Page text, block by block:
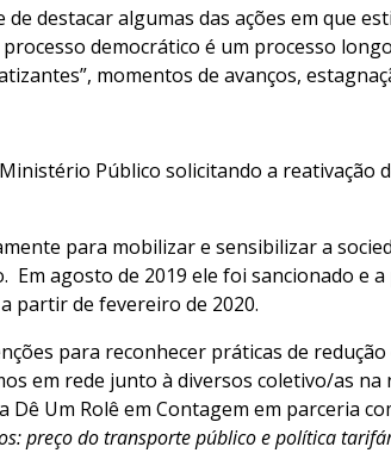
destacar algumas das ações em que
democrático é um processo
momentos de avanços,
Público solicitando a reativação
para mobilizar e sensibilizar a
Em agosto de 2019 ele foi sancionado e
partir de fevereiro de 2020.
para reconhecer práticas de
em rede junto à diversos coletivo/as na
Dê Um Rolê em Contagem em parceria
preço do transporte público e política